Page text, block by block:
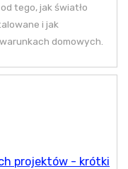
tego, jak światło
i jak
domowych.
projektów - krótki